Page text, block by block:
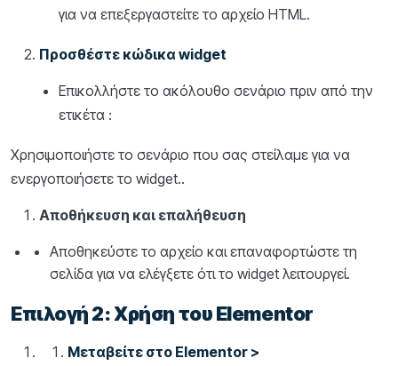
για να επεξεργαστείτε το αρχείο HTML.
Προσθέστε κώδικα widget
Επικολλήστε το ακόλουθο σενάριο πριν από την
ετικέτα :
Χρησιμοποιήστε το σενάριο που σας στείλαμε για να
ενεργοποιήσετε το widget..
Αποθήκευση και επαλήθευση
Αποθηκεύστε το αρχείο και επαναφορτώστε τη
σελίδα για να ελέγξετε ότι το widget λειτουργεί.
Επιλογή 2: Χρήση του Elementor
Μεταβείτε στο Elementor >